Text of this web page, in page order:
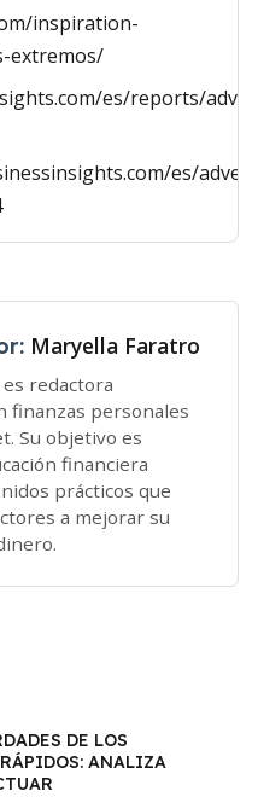
inspiration-
extremos/
es/reports/
es/
Maryella Faratro
redactora
finanzas personales
Su objetivo es
financiera
prácticos que
a mejorar su
DE LOS
ANALIZA